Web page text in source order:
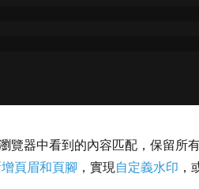
器中看到的內容匹配，保留所
頁眉和頁腳 ，實現 自定義水印 ，